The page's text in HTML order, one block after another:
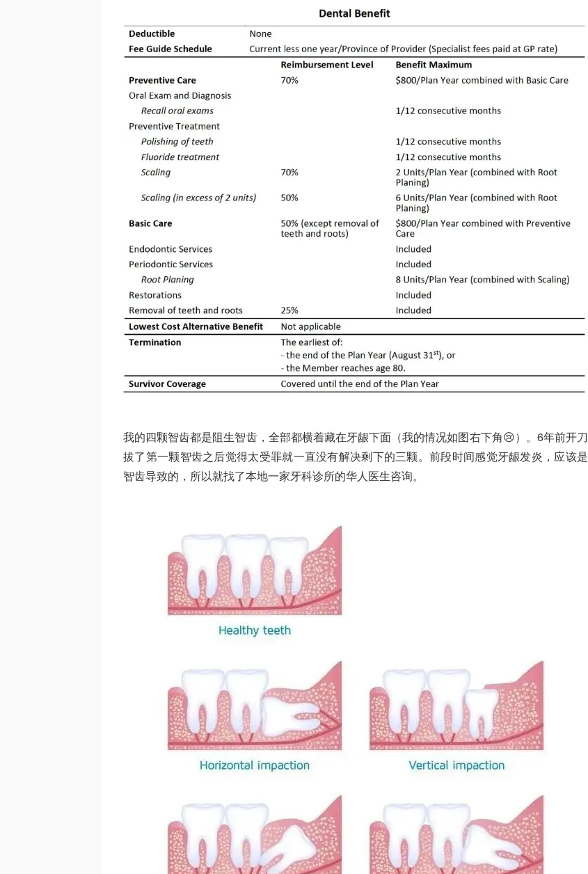
我的四颗智齿都是阻生智齿，全部都横着藏在牙龈下面（我的情况如图右下角😢）。6年前开刀
拔了第一颗智齿之后觉得太受罪就一直没有解决剩下的三颗。前段时间感觉牙龈发炎，应该是
智齿导致的，所以就找了本地一家牙科诊所的华人医生咨询。